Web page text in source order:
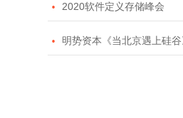
 2020软件定义存储峰会
 明势资本《当北京遇上硅谷》系列